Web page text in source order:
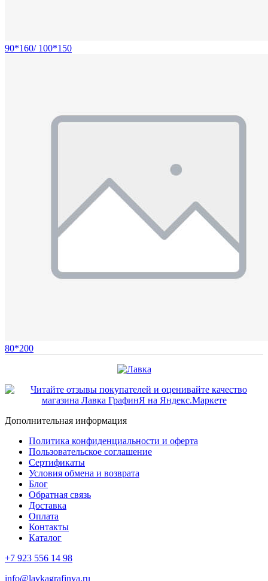
90*160/ 100*150
80*200
Дополнительная информация
Политика конфиденциальности и оферта
Пользовательское соглашение
Сертификаты
Условия обмена и возврата
Блог
Обратная связь
Доставка
Оплата
Контакты
Каталог
+7 923 556 14 98
info@lavkagrafinya.ru